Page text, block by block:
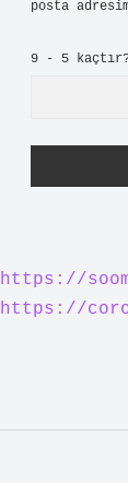
posta
9 - 5
https://
https://